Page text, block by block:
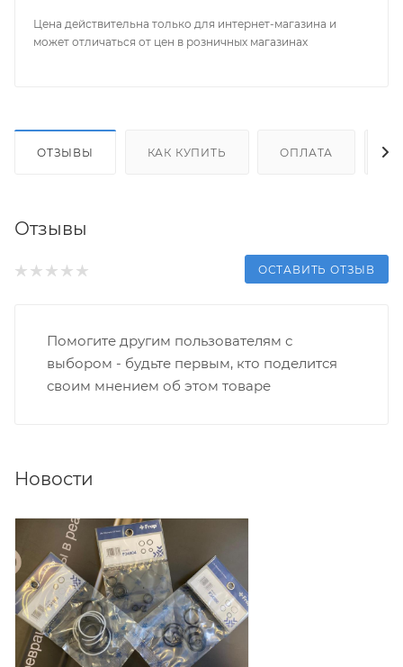
Цена действительна только для интернет-магазина и
может отличаться от цен в розничных магазинах
ОТЗЫВЫ КАК КУПИТЬ ОПЛАТА
Отзывы
ОСТАВИТЬ ОТЗЫВ
Помогите другим пользователям с
выбором - будьте первым, кто поделится
своим мнением об этом товаре
Новости